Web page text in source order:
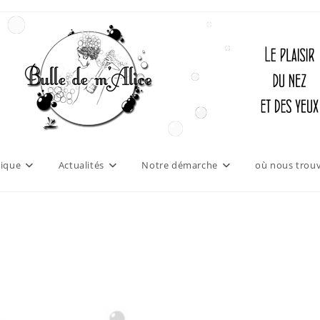
Actualités Notre démarche où nous